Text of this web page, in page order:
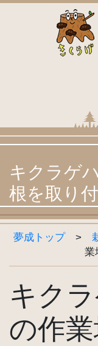
キクラゲ
根を取り
夢成トップ>
業
キク
の作